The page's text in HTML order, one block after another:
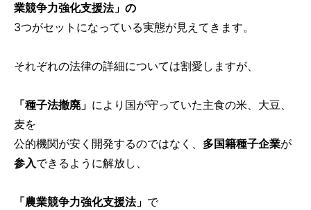
業競争力強化支援法」の
3つがセットになっている実態が見えてきます。
それぞれの法律の詳細については割愛しますが、
「種子法撤廃」 により国が守っていた主食の米、大豆、
麦を
公的機関が安く開発するのではなく、 多国籍種子企業が
参入できるように解放し、
「農業競争力強化支援法」 で